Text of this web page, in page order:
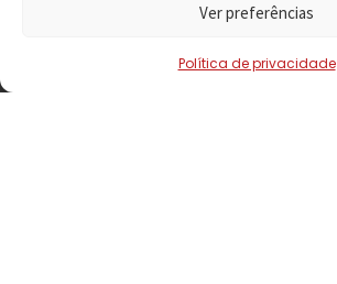
Ver preferências
Política de privacidade